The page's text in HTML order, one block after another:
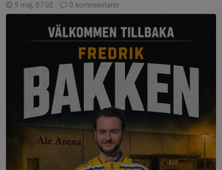
9 maj, 07:02 0 kommentarer